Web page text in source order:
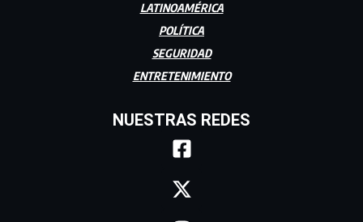
LATINOAMÉRICA
POLÍTICA
SEGURIDAD
ENTRETENIMIENTO
NUESTRAS REDES